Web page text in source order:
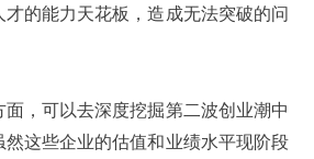
的能力天花板，造成无法突破的问
，可以去深度挖掘第二波创业潮中
这些企业的估值和业绩水平现阶段